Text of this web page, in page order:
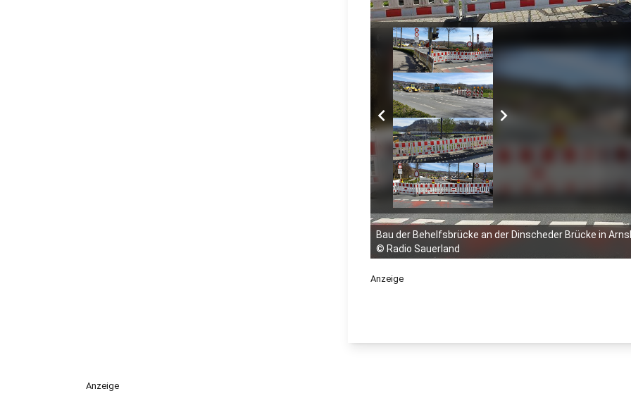
Radio Sauerland
Bau der Behelfsbrücke an der Dinscheder Brücke in
© Radio Sauerland
chevron_left chevron_right
Anzeige
Anzeige